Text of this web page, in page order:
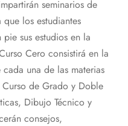
seminarios de
los estudiantes
sus estudios en la
Cero consistirá en la
una de las materias
de Grado y Doble
Dibujo Técnico y
consejos,